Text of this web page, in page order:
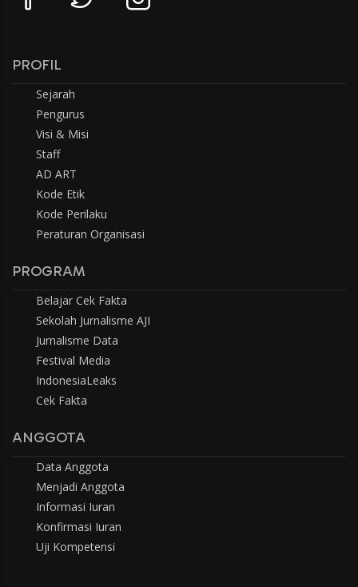
PROFIL
Sejarah
Pengurus
Visi & Misi
Staff
AD ART
Kode Etik
Kode Perilaku
Peraturan Organisasi
PROGRAM
Belajar Cek Fakta
Sekolah Jurnalisme AJI
Jurnalisme Data
Festival Media
IndonesiaLeaks
Cek Fakta
ANGGOTA
Data Anggota
Menjadi Anggota
Informasi Iuran
Konfirmasi Iuran
Uji Kompetensi